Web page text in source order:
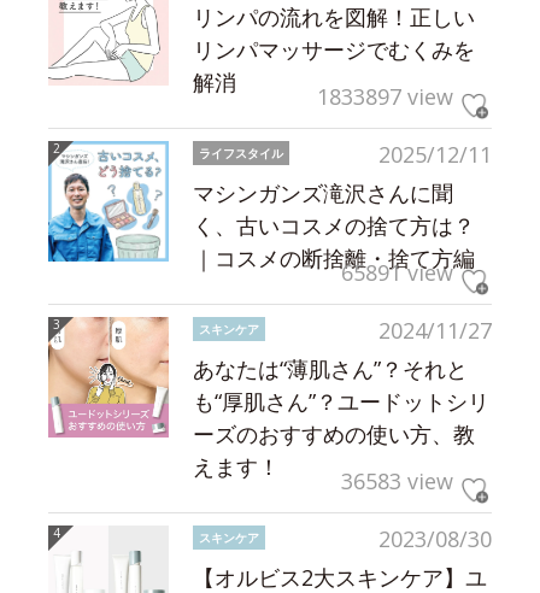
リンパの流れを図解！正しい
リンパマッサージでむくみを
解消
1833897 view
2025/12/11
ライフスタイル
マシンガンズ滝沢さんに聞
く、古いコスメの捨て方は？
｜コスメの断捨離・捨て方編
65891 view
2024/11/27
スキンケア
あなたは“薄肌さん”？それと
も“厚肌さん”？ユードットシリ
ーズのおすすめの使い方、教
えます！
36583 view
2023/08/30
スキンケア
【オルビス2大スキンケア】ユ